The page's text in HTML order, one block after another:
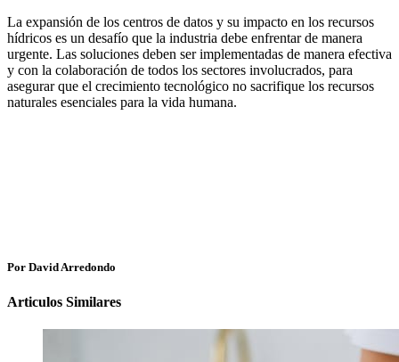
La expansión de los centros de datos y su impacto en los recursos
hídricos es un desafío que la industria debe enfrentar de manera
urgente. Las soluciones deben ser implementadas de manera efectiva
y con la colaboración de todos los sectores involucrados, para
asegurar que el crecimiento tecnológico no sacrifique los recursos
naturales esenciales para la vida humana.
Por David Arredondo
Articulos Similares